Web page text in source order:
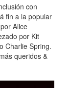
con
fin a la popular
Alice
por Kit
Charlie Spring.
queridos &